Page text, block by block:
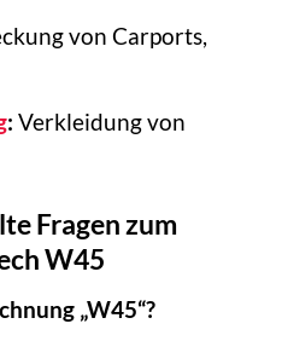
von Carports,
: Verkleidung von
Fragen zum
W45
„W45“?